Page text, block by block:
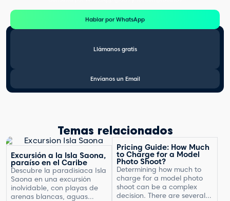
Hablar por WhatsApp
Llámanos gratis
Envíanos un Email
Temas relacionados
Excursión a la Isla Saona,
paraíso en el Caribe
Descubre la paradisíaca Isla
Saona en una excursión
inolvidable, con playas de
arenas blancas, aguas
Pricing Guide: How Much
to Charge for a Model
Photo Shoot?
Determining how much to
charge for a model photo
shoot can be a complex
decision. There are several